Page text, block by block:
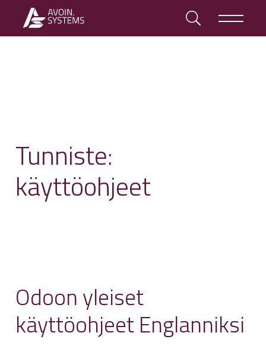
Tunniste:
käyttöohjeet
Odoon yleiset
käyttöohjeet Englanniksi